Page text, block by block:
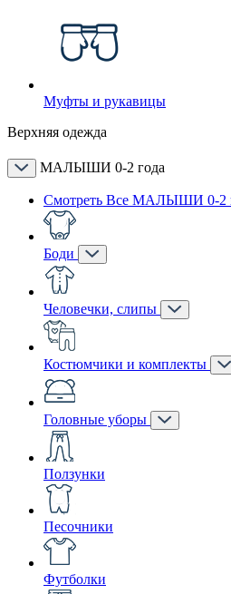
Муфты и рукавицы
Верхняя одежда
МАЛЫШИ 0-2 года
Смотреть Все МАЛЫШИ 0-2
Боди
Человечки, слипы
Костюмчики и комплекты
Головные уборы
Ползунки
Песочники
Футболки